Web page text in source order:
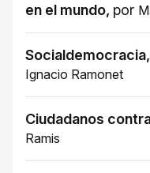
en el mundo, por
Ignacio Ramonet
Ciudadanos
Ramis